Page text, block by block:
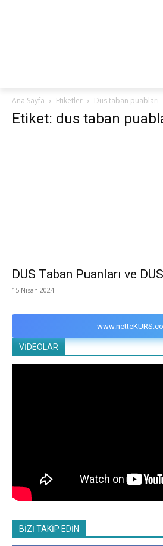
Ana Sayfa Etiketler Dus taban puabları
Etiket: dus taban
DUS Taban Puanları ve
15 Nisan 2024
VİDEOLAR
BİZİ TAKİP EDİN